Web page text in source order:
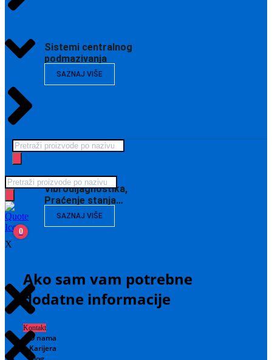
Sistemi centralnog
podmazivanja
SAZNAJ VIŠE
Vibrodijagnostika,
Praćenje stanja…
SAZNAJ VIŠE
Ako sam vam potrebne
dodatne informacije
Kontakt
O nama
Karijera
Products
search
Products
search
0
X